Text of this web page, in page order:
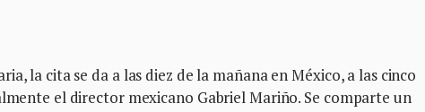
la cita se da a las diez de la mañana en México, a las cinco
el director mexicano Gabriel Mariño. Se comparte un